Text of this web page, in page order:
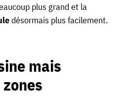
plus grand et la
désormais plus facilement.
mais